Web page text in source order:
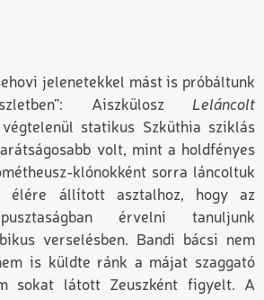
jelenetekkel mást is próbáltunk
Aiszkülosz Leláncolt
statikus Szküthia sziklás
volt, mint a holdfényes
klónokként sorra láncoltuk
élére állított asztalhoz, hogy az
érvelni tanuljunk
verselésben. Bandi bácsi nem
is küldte ránk a májat szaggató
sokat látott Zeuszként figyelt. A